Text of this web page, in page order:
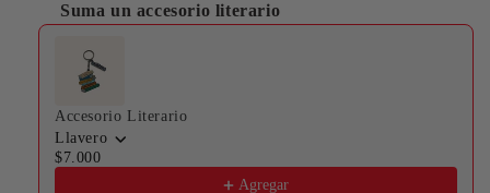
Suma un accesorio literario
Use the Previous and Next buttons to navigate through
Accesorio Literario
Llavero
$7.000
Agregar